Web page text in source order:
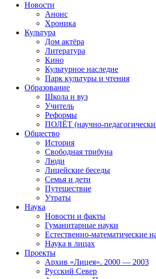
Новости
Анонс
Хроника
Культура
Дом актёра
Литература
Кино
Культурное наследие
Парк культуры и чтения
Образование
Школа и вуз
Учитель
Реформы
ПОЛЁТ (научно-
Общество
История
Свободная трибуна
Люди
Лицейские беседы
Семья и дети
Путешествие
Утраты
Наука
Новости и факты
Гуманитарные науки
Естественно-математические
Наука в лицах
Проекты
Архив «Лицея». 2000 — 2003
Русский Север